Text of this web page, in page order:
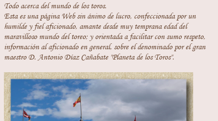
Todo acerca del mundo de los toros.
Esta es una página Web sin ánimo de lucro, confeccionada por un
humilde y fiel aficionado, amante desde muy temprana edad del
maravilloso mundo del toreo; y orientada a facilitar con sumo respeto,
información al aficionado en general, sobre el denominado por el gran
maestro D. Antonio Díaz Cañabate "Planeta de los Toros".